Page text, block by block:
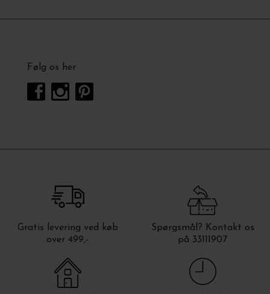
Følg os her
Gratis levering ved køb
over 499,-
Spørgsmål? Kontakt os
på 33111907